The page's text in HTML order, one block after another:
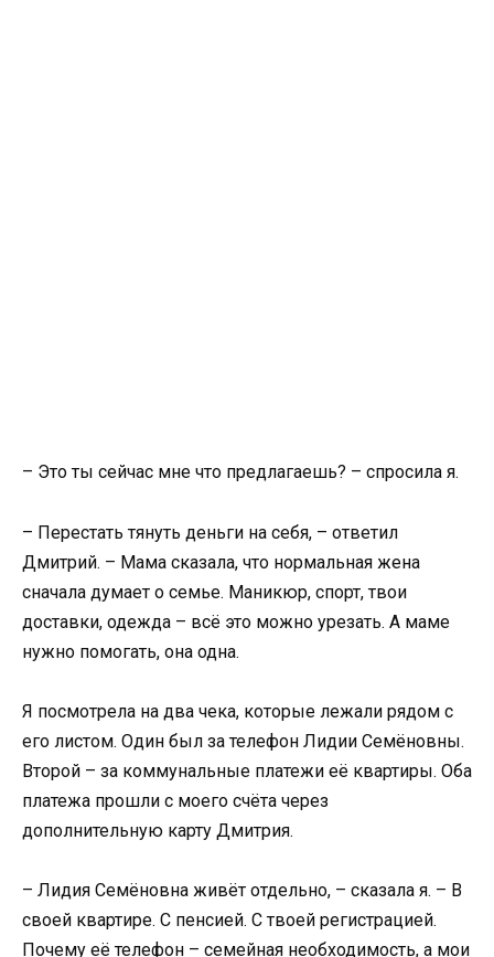
– Это ты сейчас мне что предлагаешь? – спросила я.
– Перестать тянуть деньги на себя, – ответил
Дмитрий. – Мама сказала, что нормальная жена
сначала думает о семье. Маникюр, спорт, твои
доставки, одежда – всё это можно урезать. А маме
нужно помогать, она одна.
Я посмотрела на два чека, которые лежали рядом с
его листом. Один был за телефон Лидии Семёновны.
Второй – за коммунальные платежи её квартиры. Оба
платежа прошли с моего счёта через
дополнительную карту Дмитрия.
– Лидия Семёновна живёт отдельно, – сказала я. – В
своей квартире. С пенсией. С твоей регистрацией.
Почему её телефон – семейная необходимость, а мои